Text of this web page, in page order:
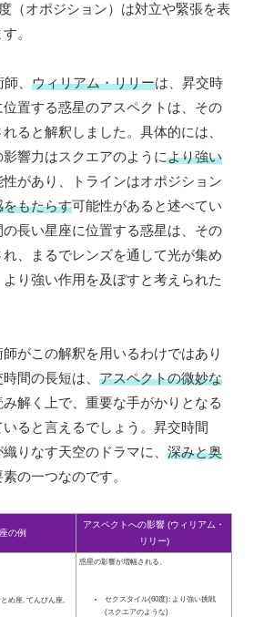
（オポジション）は対立や緊張を表
。
、 ウィリアム・リリーは、昇交時
置する惑星のアスペクトは、その
れると解釈しました。具体的には、
響力はスクエアのようにより強い
性があり、トラインはオポジション
をもたらす可能性があると述べてい
の長い星座に位置する惑星は、その
、まるでレンズを通して光が集め
り強い作用を及ぼすと考えられた
がこの解釈を用いるわけではあり
間の長短は、 アスペクトの微妙な
み解く上で、重要な手がかりとなる
ると言えるでしょう。昇交時間
りなす天空のドラマに、 深みと奥
の一つなのです。
の例
アスペクトへの影響 (ウィリアム・
リリー)
め座, てんびん座,
惑星の影響が増幅される。
セクスタイル(60度): より強い挑戦
(スクエアのような)